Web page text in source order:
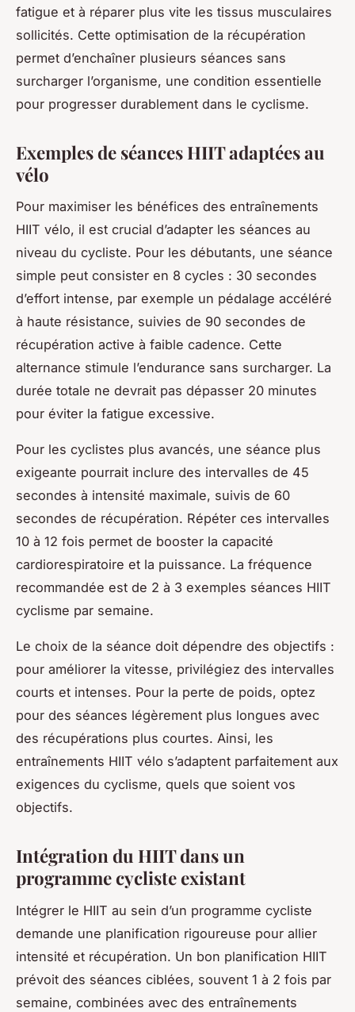
fatigue et à réparer plus vite les tissus musculaires
sollicités. Cette optimisation de la récupération
permet d’enchaîner plusieurs séances sans
surcharger l’organisme, une condition essentielle
pour progresser durablement dans le cyclisme.
Exemples de séances HIIT adaptées au
vélo
Pour maximiser les bénéfices des entraînements
HIIT vélo, il est crucial d’adapter les séances au
niveau du cycliste. Pour les débutants, une séance
simple peut consister en 8 cycles : 30 secondes
d’effort intense, par exemple un pédalage accéléré
à haute résistance, suivies de 90 secondes de
récupération active à faible cadence. Cette
alternance stimule l’endurance sans surcharger. La
durée totale ne devrait pas dépasser 20 minutes
pour éviter la fatigue excessive.
Pour les cyclistes plus avancés, une séance plus
exigeante pourrait inclure des intervalles de 45
secondes à intensité maximale, suivis de 60
secondes de récupération. Répéter ces intervalles
10 à 12 fois permet de booster la capacité
cardiorespiratoire et la puissance. La fréquence
recommandée est de 2 à 3 exemples séances HIIT
cyclisme par semaine.
Le choix de la séance doit dépendre des objectifs :
pour améliorer la vitesse, privilégiez des intervalles
courts et intenses. Pour la perte de poids, optez
pour des séances légèrement plus longues avec
des récupérations plus courtes. Ainsi, les
entraînements HIIT vélo s’adaptent parfaitement aux
exigences du cyclisme, quels que soient vos
objectifs.
Intégration du HIIT dans un
programme cycliste existant
Intégrer le HIIT au sein d’un programme cycliste
demande une planification rigoureuse pour allier
intensité et récupération. Un bon planification HIIT
prévoit des séances ciblées, souvent 1 à 2 fois par
semaine, combinées avec des entraînements